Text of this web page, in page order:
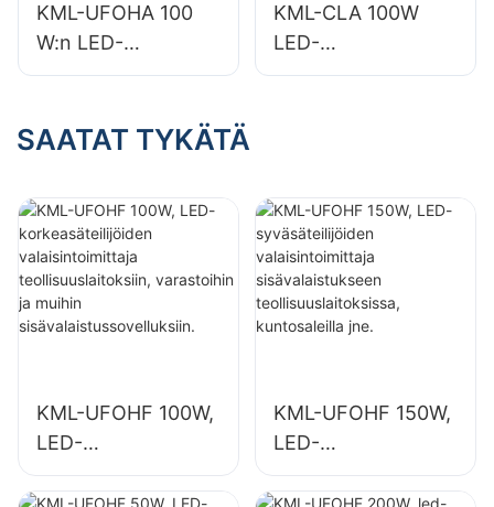
KML-UFOHA 100
W:n LED-
syväsäteilijöiden
sisätiloihin, kuten
KML-CLA 100W
LED-
katosvalaisimien
SAATAT TYKÄTÄ
KML-UFOHF 100W,
LED-
korkeasäteilijöiden
valaisintoimittaja
KML-UFOHF 150W,
LED-
syväsäteilijöiden
valaisintoimittaja